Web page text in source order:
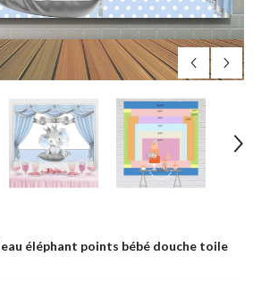
éléphant points bébé douche toile